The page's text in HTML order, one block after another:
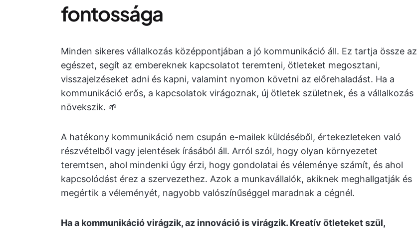
fontossága
Minden sikeres vállalkozás középpontjában a jó kommunikáció áll. Ez tartja össze az
egészet, segít az embereknek kapcsolatot teremteni, ötleteket megosztani,
visszajelzéseket adni és kapni, valamint nyomon követni az előrehaladást. Ha a
kommunikáció erős, a kapcsolatok virágoznak, új ötletek születnek, és a vállalkozás
növekszik. 🌱
A hatékony kommunikáció nem csupán e-mailek küldéséből, értekezleteken való
részvételből vagy jelentések írásából áll. Arról szól, hogy olyan környezetet
teremtsen, ahol mindenki úgy érzi, hogy gondolatai és véleménye számít, és ahol
kapcsolódást érez a szervezethez. Azok a munkavállalók, akiknek meghallgatják és
megértik a véleményét, nagyobb valószínűséggel maradnak a cégnél.
Ha a kommunikáció virágzik, az innováció is virágzik. Kreatív ötleteket szül,